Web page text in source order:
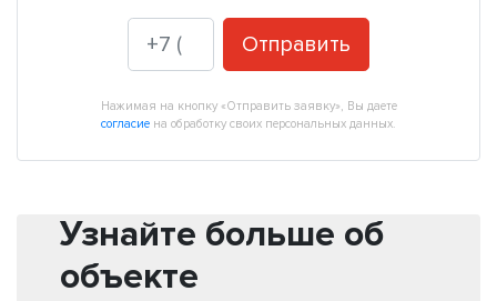
Отправить
Нажимая на кнопку «Отправить заявку», Вы даете
согласие на обработку своих персональных данных.
Узнайте больше об
объекте